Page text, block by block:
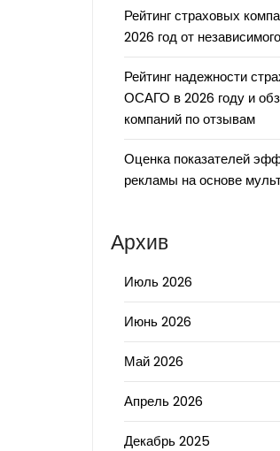
Рейтинг страховых
2026 год от
Рейтинг надежности
ОСАГО в 2026 году и
компаний по отзывам
Оценка показателей
рекламы на основе
Архив
Июль 2026
Июнь 2026
Май 2026
Апрель 2026
Декабрь 2025